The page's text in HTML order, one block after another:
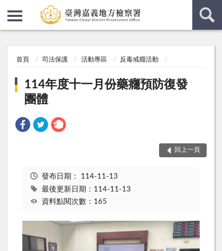
首頁 司法保護 活動專區 反毒戒癮活動
114年度十一月份藥癮預防復發
團體
回上一頁
發布日期： 114-11-13
最後更新日期：114-11-13
資料點閱次數：165